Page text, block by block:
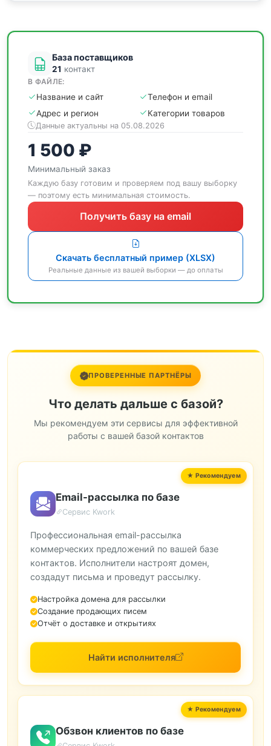
База поставщиков
21 контакт
В ФАЙЛЕ:
Название и сайт
Телефон и email
Адрес и регион
Категории товаров
Данные актуальны на 05.08.2026
1 500 ₽
Минимальный заказ
Каждую базу готовим и проверяем под вашу выборку
— поэтому есть минимальная стоимость.
Получить базу на email
Скачать бесплатный пример (XLSX)
Реальные данные из вашей выборки — до оплаты
ПРОВЕРЕННЫЕ ПАРТНЁРЫ
Что делать дальше с базой?
Мы рекомендуем эти сервисы для эффективной
работы с вашей базой контактов
Email-рассылка по базе
Сервис Kwork
Профессиональная email-рассылка
коммерческих предложений по вашей базе
контактов. Исполнители настроят домен,
создадут письма и проведут рассылку.
Настройка домена для рассылки
Создание продающих писем
Отчёт о доставке и открытиях
Найти исполнителя
Обзвон клиентов по базе